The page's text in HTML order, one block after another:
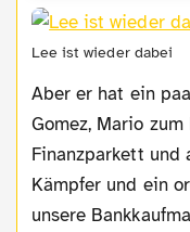
Lee ist wieder dabei
Aber er hat ein paar ganz gefährliche Brüder. Den
Gomez, Mario
Finanzparkett und
Kämpfer und ein
unsere